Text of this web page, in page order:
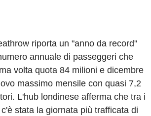
riporta un "anno da record"
annuale di passeggeri che
volta quota 84 milioni e dicembre
massimo mensile con quasi 7,2
L'hub londinese afferma che tra i
stata la giornata più trafficata di